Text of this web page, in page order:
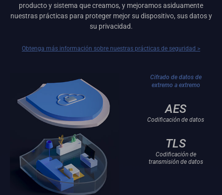
producto y sistema que creamos, y mejoramos asiduamente
nuestras prácticas para proteger mejor su dispositivo, sus datos y
su privacidad.
Obtenga más información sobre nuestras prácticas de seguridad >
Cifrado de datos de
extremo a extremo
AES
Codificación de datos
TLS
Codificación de
transmisión de datos